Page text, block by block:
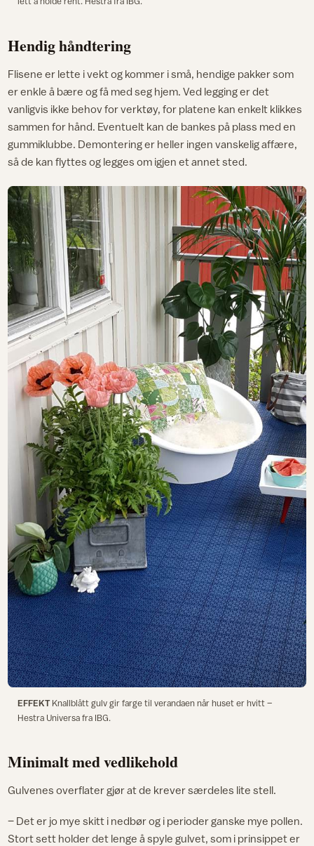
Hendig håndtering
Flisene er lette i vekt og kommer i små, hendige pakker som
er enkle å bære og få med seg hjem. Ved legging er det
vanligvis ikke behov for verktøy, for platene kan enkelt klikkes
sammen for hånd. Eventuelt kan de bankes på plass med en
gummiklubbe. Demontering er heller ingen vanskelig affære,
så de kan flyttes og legges om igjen et annet sted.
EFFEKTKnallblått gulv gir farge til verandaen når huset er hvitt –
Hestra Universa fra IBG.
Minimalt med vedlikehold
Gulvenes overflater gjør at de krever særdeles lite stell.
– Det er jo mye skitt i nedbør og i perioder ganske mye pollen.
Stort sett holder det lenge å spyle gulvet, som i prinsippet er